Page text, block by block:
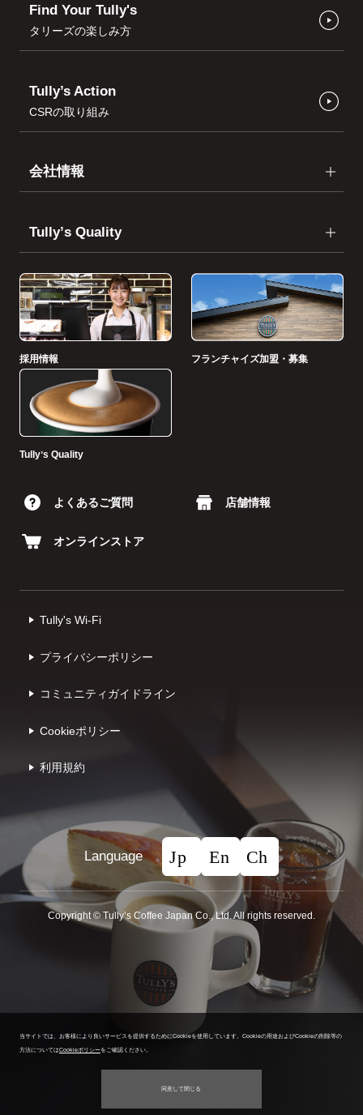
Find Your Tully's
タリーズの楽しみ方
Tully’s Action
CSRの取り組み
会社情報
Tullyʼs Quality
採用情報 フランチャイズ加盟・募集
Tullyʼs Quality
よくあるご質問 店舗情報
オンラインストア
Tully's Wi-Fi
プライバシーポリシー
コミュニティガイドライン
Cookieポリシー
利⽤規約
Language
Copyright © Tullyʼs Coffee Japan Co., Ltd. All rights reserved.
当サイトでは、お客様により良いサービスを提供するためにCookieを使用しています。 Cookieの用途およびCookieの削除等の
方法についてはCookieポリシーをご確認ください。
同意して閉じる